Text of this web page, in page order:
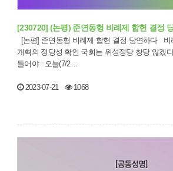
[230720] (논평) 준연동형 비례제 합헌 결정
개혁의 정당성 확인 국회는 위성정당 창당 않겠
들어야 오늘(7/2…
2023-07-21 1068